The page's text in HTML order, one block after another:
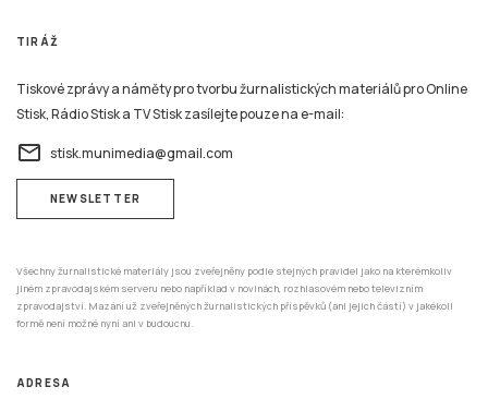
TIRÁŽ
Tiskové zprávy a náměty pro tvorbu žurnalistických materiálů pro Online
Stisk, Rádio Stisk a TV Stisk zasílejte pouze na e-mail:
email stisk.munimedia@gmail.com
NEWSLETTER
Všechny žurnalistické materiály jsou zveřejněny podle stejných pravidel jako na kterémkoliv
jiném zpravodajském serveru nebo například v novinách, rozhlasovém nebo televizním
zpravodajství. Mazání už zveřejněných žurnalistických příspěvků (ani jejich částí) v jakékoli
formě není možné nyní ani v budoucnu.
ADRESA